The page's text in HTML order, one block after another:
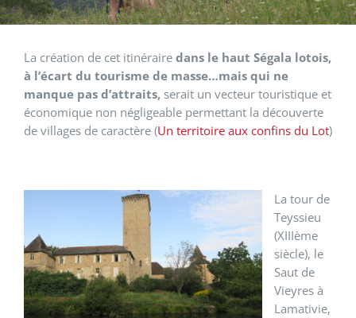
La création de cet itinéraire dans le haut Ségala lotois,
à l’écart du tourisme de masse…mais qui ne
manque pas d’attraits, serait un vecteur touristique et
économique non négligeable permettant la découverte
de villages de caractère (Un territoire aux confins du Lot)
La tour de
Teyssieu
(XIIIème
siècle), le
Saut de
Vieyres à
Lamativie,